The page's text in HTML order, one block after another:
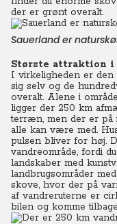
der er grønt overalt.
Sauerland er
Største attraktion i
I virkeligheden er den
sig selv og de
overalt. Alene i
ligger der 250 km
terræn, men der er på
alle kan være med.
pulsen bliver for høj.
vandreområde, fordi
landskaber med
landbrugsområder
skove, hvor der på
af vandreruterne er
bilen og komme